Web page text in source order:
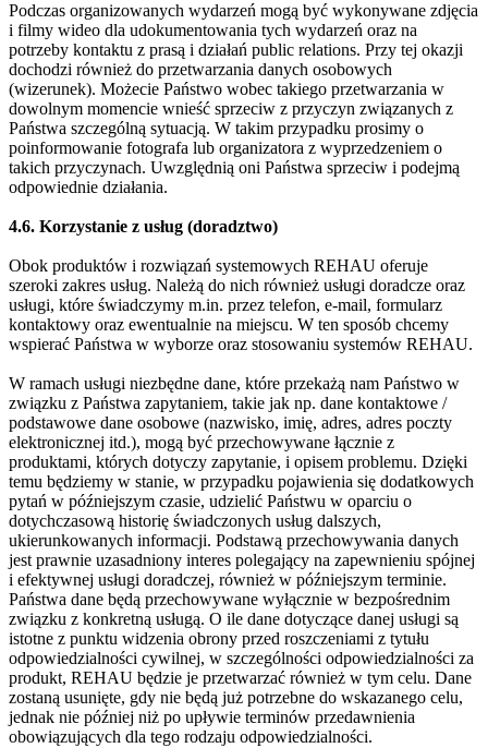
Podczas organizowanych wydarzeń mogą być wykonywane zdjęcia
i filmy wideo dla udokumentowania tych wydarzeń oraz na
potrzeby kontaktu z prasą i działań public relations. Przy tej okazji
dochodzi również do przetwarzania danych osobowych
(wizerunek). Możecie Państwo wobec takiego przetwarzania w
dowolnym momencie wnieść sprzeciw z przyczyn związanych z
Państwa szczególną sytuacją. W takim przypadku prosimy o
poinformowanie fotografa lub organizatora z wyprzedzeniem o
takich przyczynach. Uwzględnią oni Państwa sprzeciw i podejmą
odpowiednie działania.
4.6. Korzystanie z usług (doradztwo)
Obok produktów i rozwiązań systemowych REHAU oferuje
szeroki zakres usług. Należą do nich również usługi doradcze oraz
usługi, które świadczymy m.in. przez telefon, e-mail, formularz
kontaktowy oraz ewentualnie na miejscu. W ten sposób chcemy
wspierać Państwa w wyborze oraz stosowaniu systemów REHAU.
W ramach usługi niezbędne dane, które przekażą nam Państwo w
związku z Państwa zapytaniem, takie jak np. dane kontaktowe /
podstawowe dane osobowe (nazwisko, imię, adres, adres poczty
elektronicznej itd.), mogą być przechowywane łącznie z
produktami, których dotyczy zapytanie, i opisem problemu. Dzięki
temu będziemy w stanie, w przypadku pojawienia się dodatkowych
pytań w późniejszym czasie, udzielić Państwu w oparciu o
dotychczasową historię świadczonych usług dalszych,
ukierunkowanych informacji. Podstawą przechowywania danych
jest prawnie uzasadniony interes polegający na zapewnieniu spójnej
i efektywnej usługi doradczej, również w późniejszym terminie.
Państwa dane będą przechowywane wyłącznie w bezpośrednim
związku z konkretną usługą. O ile dane dotyczące danej usługi są
istotne z punktu widzenia obrony przed roszczeniami z tytułu
odpowiedzialności cywilnej, w szczególności odpowiedzialności za
produkt, REHAU będzie je przetwarzać również w tym celu. Dane
zostaną usunięte, gdy nie będą już potrzebne do wskazanego celu,
jednak nie później niż po upływie terminów przedawnienia
obowiązujących dla tego rodzaju odpowiedzialności.